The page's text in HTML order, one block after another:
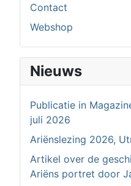
Contact
Webshop
Nieuws
Publicatie in
juli 2026
Ariënslezing 2026,
Artikel over de
Ariëns portret door